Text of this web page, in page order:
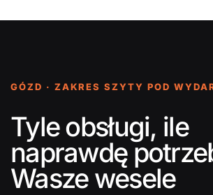
GÓZD · ZAKRES SZYTY POD
Tyle obsługi, ile
naprawdę
Wasze wesele